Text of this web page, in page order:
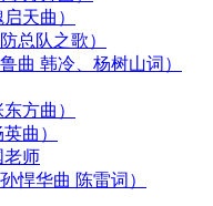
天曲）
总队之歌）
曲 韩冷、杨树山词）
方曲）
曲）
老师
悍华曲 陈雷词）